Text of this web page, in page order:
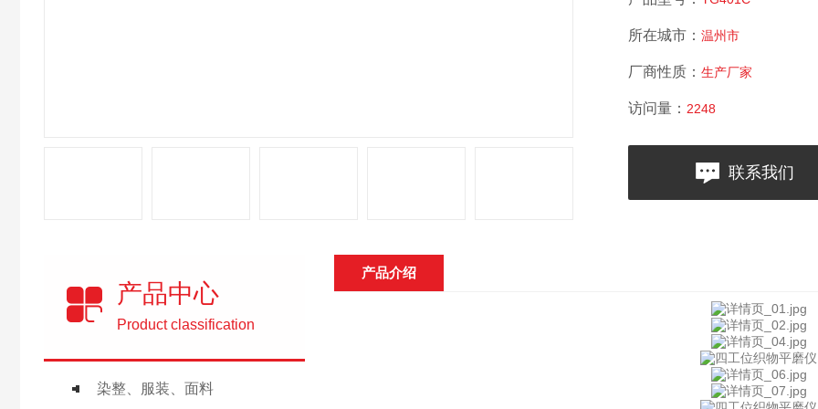
所在城市： 温州市
厂商性质： 生产厂家
访问量： 2248
联系我们
产品中心
Product classification
染整、服装、面料
产品介绍